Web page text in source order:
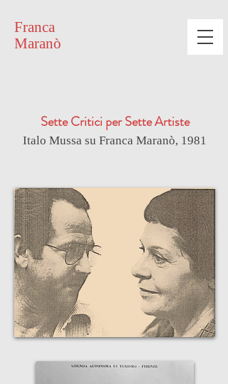
Franca
Maranò
Sette Critici per Sette Artiste
Italo Mussa su Franca Maranò, 1981